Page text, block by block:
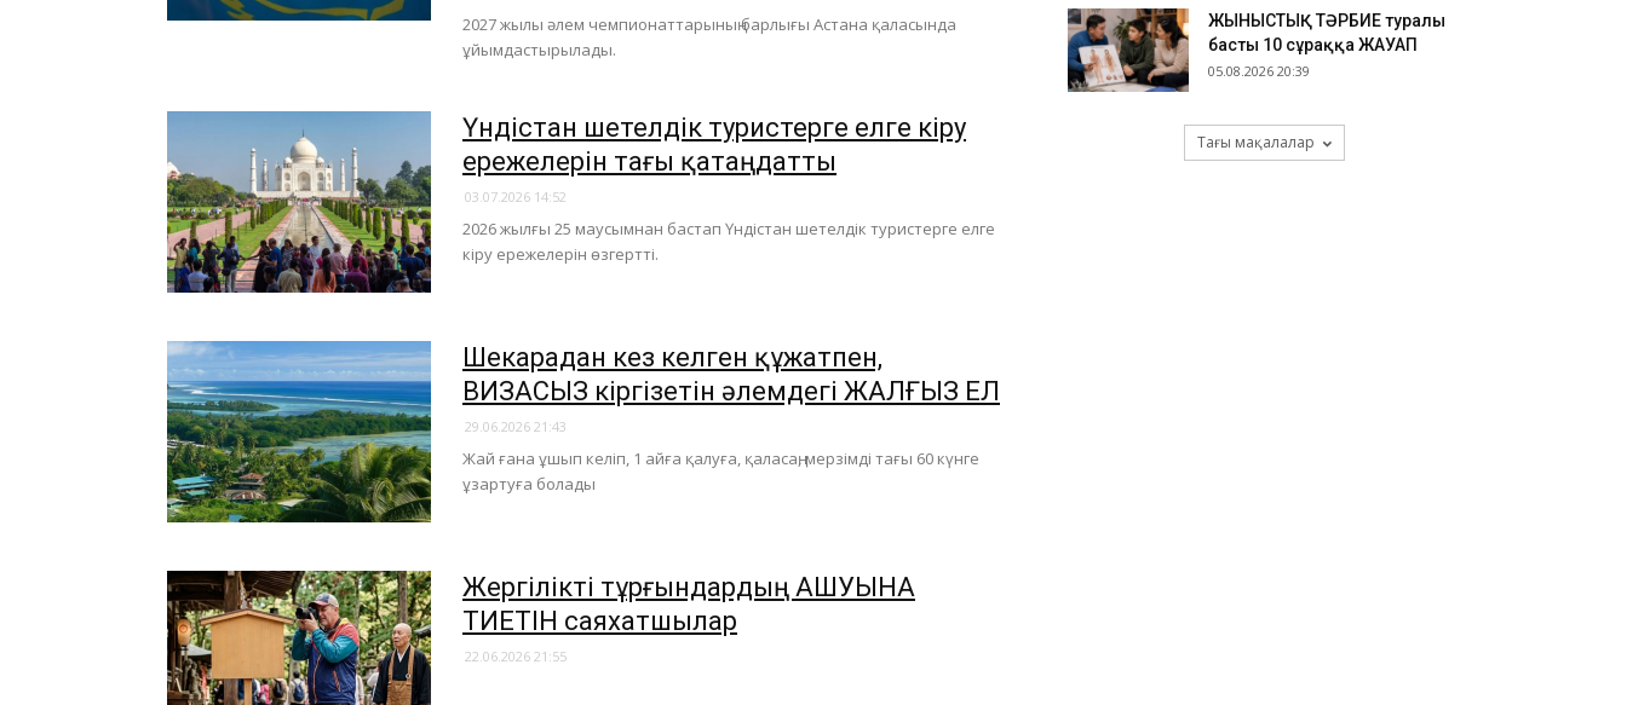
2027 жылы әлем чемпионаттарының барлығы Астана қаласында
ұйымдастырылады.
Үндістан шетелдік туристерге елге кіру
ережелерін тағы қатаңдатты
03.07.2026 14:52
2026 жылғы 25 маусымнан бастап Үндістан шетелдік туристерге елге
кіру ережелерін өзгертті.
Шекарадан кез келген құжатпен,
ВИЗАСЫЗ кіргізетін әлемдегі ЖАЛҒЫЗ ЕЛ
29.06.2026 21:43
Жай ғана ұшып келіп, 1 айға қалуға, қаласаң, мерзімді тағы 60 күнге
ұзартуға болады
Жергілікті тұрғындардың АШУЫНА
ТИЕТІН саяхатшылар
22.06.2026 21:55
ЖЫНЫСТЫҚ ТӘРБИЕ туралы
басты 10 сұраққа ЖАУАП
05.08.2026 20:39
Тағы мақалалар